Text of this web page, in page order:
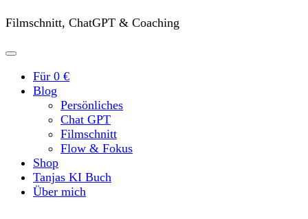
Filmschnitt, ChatGPT & Coaching
Für 0 €
Blog
Persönliches
Chat GPT
Filmschnitt
Flow & Fokus
Shop
Tanjas KI Buch
Über mich